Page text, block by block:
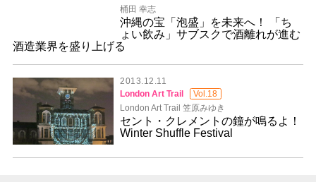
桶田 幸志
沖縄の宝「泡盛」を未来へ！ 「ち
ょい飲み」サブスクで酒離れが進む
酒造業界を盛り上げる
2013.12.11
London Art Trail
Vol.18
London Art Trail 笠原みゆき
セント・クレメントの鐘が鳴るよ！
Winter Shuffle Festival